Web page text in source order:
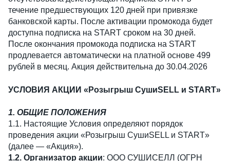
течение предшествующих 120 дней при привязке
банковской карты. После активации промокода будет
доступна подписка на START сроком на 30 дней.
После окончания промокода подписка на START
продлевается автоматически на платной основе 499
рублей в месяц. Акция действительна до 30.04.2026
УСЛОВИЯ АКЦИИ «Розыгрыш СушиSELL и START»
1. ОБЩИЕ ПОЛОЖЕНИЯ
1.1. Настоящие Условия определяют порядок
проведения акции «Розыгрыш СушиSELL и START»
(далее — «Акция»).
1.2. Организатор акции: ООО СУШИСЕЛЛ (ОГРН